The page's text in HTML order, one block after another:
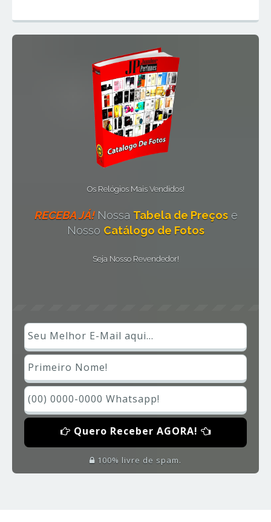
Os Relógios Mais Vendidos!
RECEBA JÁ!Nossa Tabela de Preçose
Nosso Catálogo de Fotos
Seja Nosso Revendedor!
Quero Receber AGORA!
100% livre de spam.